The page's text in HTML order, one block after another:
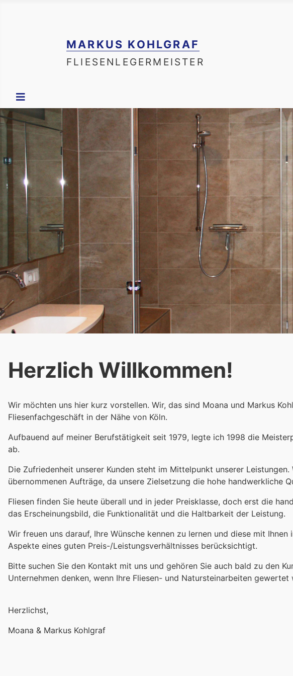
MARKUS KOHLGRAF
FLIESENLEGERMEISTER
Herzlich Willkommen!
Wir möchten uns hier kurz vorstellen. Wir, das sind Moana und Markus
Fliesenfachgeschäft in der Nähe von Köln.
Aufbauend auf meiner Berufstätigkeit seit 1979, legte ich 1998 die
ab.
Die Zufriedenheit unserer Kunden steht im Mittelpunkt unserer
übernommenen Aufträge, da unsere Zielsetzung die hohe handwerkliche
Fliesen finden Sie heute überall und in jeder Preisklasse, doch erst die
das Erscheinungsbild, die Funktionalität und die Haltbarkeit der Leistung.
Wir freuen uns darauf, Ihre Wünsche kennen zu lernen und diese mit
Aspekte eines guten Preis-/Leistungsverhältnisses berücksichtigt.
Bitte suchen Sie den Kontakt mit uns und gehören Sie auch bald zu den
Unternehmen denken, wenn Ihre Fliesen- und Natursteinarbeiten gewertet
Herzlichst,
Moana & Markus Kohlgraf